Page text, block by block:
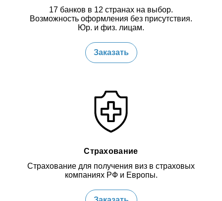
17 банков в 12 странах на выбор.
Возможность оформления без присутствия.
Юр. и физ. лицам.
Заказать
Страхование
Страхование для получения виз в страховых
компаниях РФ и Европы.